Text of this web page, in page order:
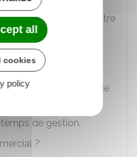
personnel de votre
votre siège
coûteux que celui de
logement personnel.
de gestion.
?
all
cookies
policy